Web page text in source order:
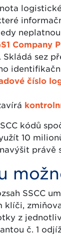
Company
Skládá sez
číslo
kódů
10
SSCC
klíči,
z
č. 1